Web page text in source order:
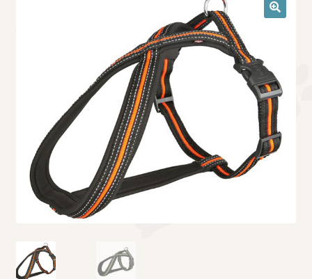
Κρεβατάκια
Τσάντες μεταφοράς
Επικοινωνία
Φροντίδα – Είδη Υγιεινής